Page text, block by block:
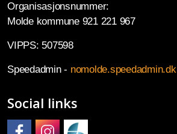
Organisasjonsnummer:
Molde kommune 921 221 967
VIPPS: 507598
Speedadmin - nomolde.speedadmin.dk
Social links